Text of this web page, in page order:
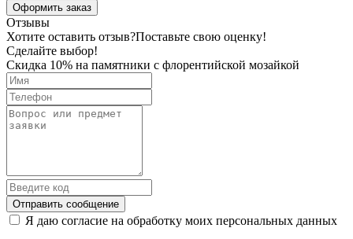
Оформить заказ
Отзывы
Хотите оставить отзыв?Поставьте свою оценку!
Сделайте выбор!
Скидка 10% на памятники с флорентийской мозайкой
Отправить сообщение
Я даю согласие на обработку моих персональных данных